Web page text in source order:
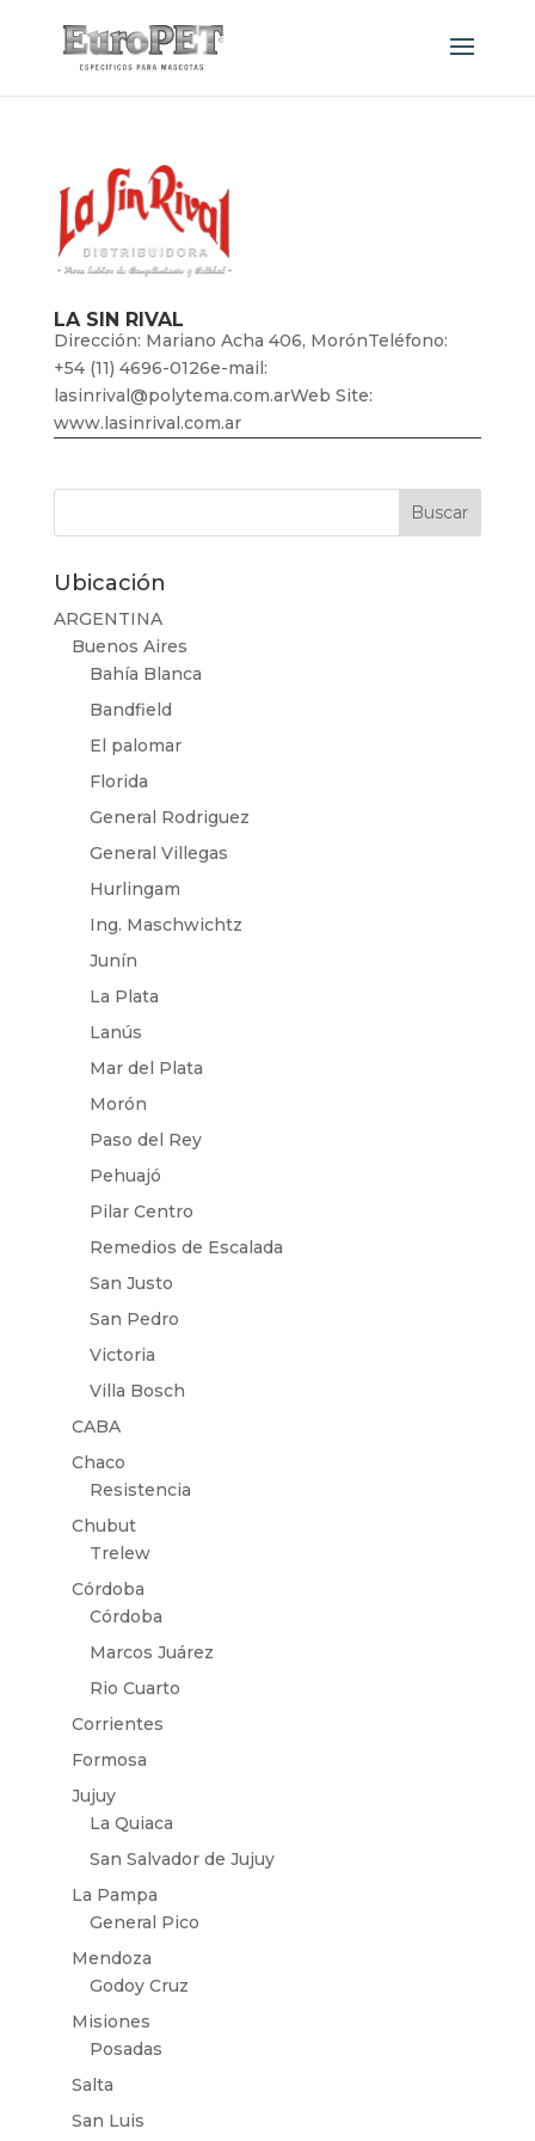
LA SIN RIVAL
Dirección: Mariano Acha 406, MorónTeléfono:
+54 (11) 4696-0126e-mail:
lasinrival@polytema.com.arWeb Site:
www.lasinrival.com.ar
Ubicación
ARGENTINA
Buenos Aires
Bahía Blanca
Bandfield
El palomar
Florida
General Rodriguez
General Villegas
Hurlingam
Ing. Maschwichtz
Junín
La Plata
Lanús
Mar del Plata
Morón
Paso del Rey
Pehuajó
Pilar Centro
Remedios de Escalada
San Justo
San Pedro
Victoria
Villa Bosch
CABA
Chaco
Resistencia
Chubut
Trelew
Córdoba
Córdoba
Marcos Juárez
Rio Cuarto
Corrientes
Formosa
Jujuy
La Quiaca
San Salvador de Jujuy
La Pampa
General Pico
Mendoza
Godoy Cruz
Misiones
Posadas
Salta
San Luis